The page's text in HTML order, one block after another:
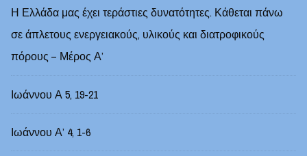
Η Ελλάδα μας έχει τεράστιες δυνατότητες. Κάθεται πάνω
σε άπλετους ενεργειακούς, υλικούς και διατροφικούς
πόρους – Μέρος Α’
Ιωάννου Α 5, 19-21
Ιωάννου Α’ 4, 1-6